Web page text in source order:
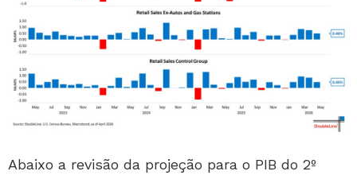
Abaixo a revisão da projeção para o PIB do 2º